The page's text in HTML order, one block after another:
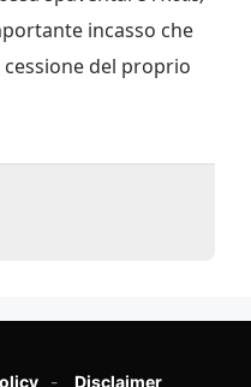
incasso che
del proprio
Disclaimer